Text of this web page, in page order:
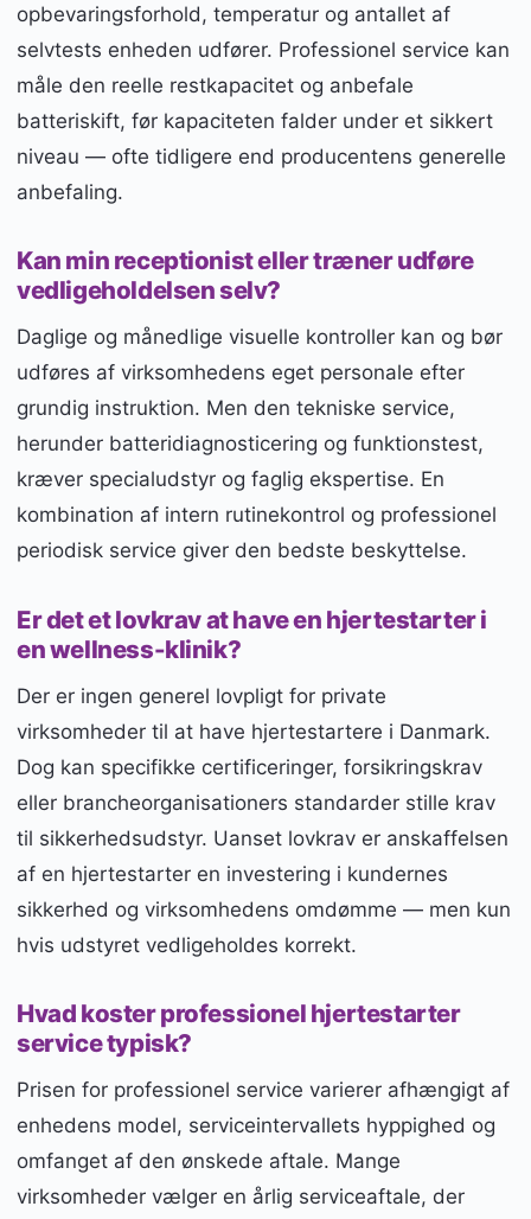
opbevaringsforhold, temperatur og antallet af
selvtests enheden udfører. Professionel service kan
måle den reelle restkapacitet og anbefale
batteriskift, før kapaciteten falder under et sikkert
niveau — ofte tidligere end producentens generelle
anbefaling.
Kan min receptionist eller træner udføre
vedligeholdelsen selv?
Daglige og månedlige visuelle kontroller kan og bør
udføres af virksomhedens eget personale efter
grundig instruktion. Men den tekniske service,
herunder batteridiagnosticering og funktionstest,
kræver specialudstyr og faglig ekspertise. En
kombination af intern rutinekontrol og professionel
periodisk service giver den bedste beskyttelse.
Er det et lovkrav at have en hjertestarter i
en wellness-klinik?
Der er ingen generel lovpligt for private
virksomheder til at have hjertestartere i Danmark.
Dog kan specifikke certificeringer, forsikringskrav
eller brancheorganisationers standarder stille krav
til sikkerhedsudstyr. Uanset lovkrav er anskaffelsen
af en hjertestarter en investering i kundernes
sikkerhed og virksomhedens omdømme — men kun
hvis udstyret vedligeholdes korrekt.
Hvad koster professionel hjertestarter
service typisk?
Prisen for professionel service varierer afhængigt af
enhedens model, serviceintervallets hyppighed og
omfanget af den ønskede aftale. Mange
virksomheder vælger en årlig serviceaftale, der